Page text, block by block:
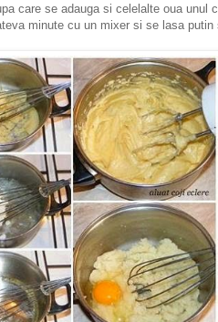
care se adauga si celelalte oua unul
minute cu un mixer si se lasa